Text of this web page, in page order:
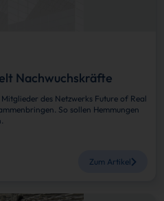
Nachwuchskräfte
des Netzwerks Future of Real
So sollen Hemmungen
Zum Artikel